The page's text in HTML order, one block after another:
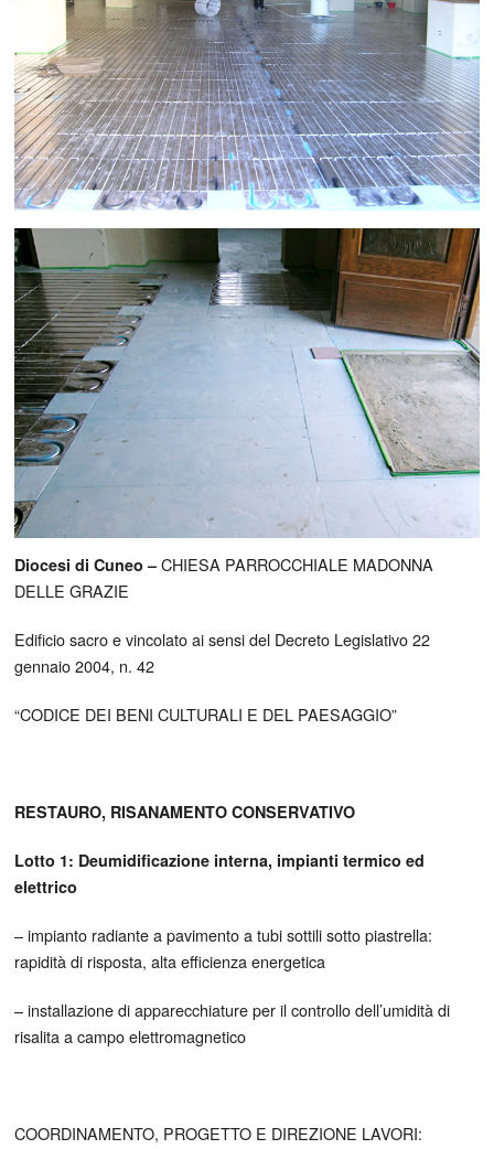
Diocesi di Cuneo –CHIESA PARROCCHIALE MADONNA
DELLE GRAZIE
Edificio sacro e vincolato ai sensi del Decreto Legislativo 22
gennaio 2004, n. 42
“CODICE DEI BENI CULTURALI E DEL PAESAGGIO”
RESTAURO, RISANAMENTO CONSERVATIVO
Lotto 1: Deumidificazione interna, impianti termico ed
elettrico
– impianto radiante a pavimento a tubi sottili sotto piastrella:
rapidità di risposta, alta efficienza energetica
– installazione di apparecchiature per il controllo dell’umidità di
risalita a campo elettromagnetico
COORDINAMENTO, PROGETTO E DIREZIONE LAVORI: